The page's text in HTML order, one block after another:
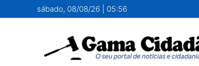
para
sábado, 08/08/26 | 05:56